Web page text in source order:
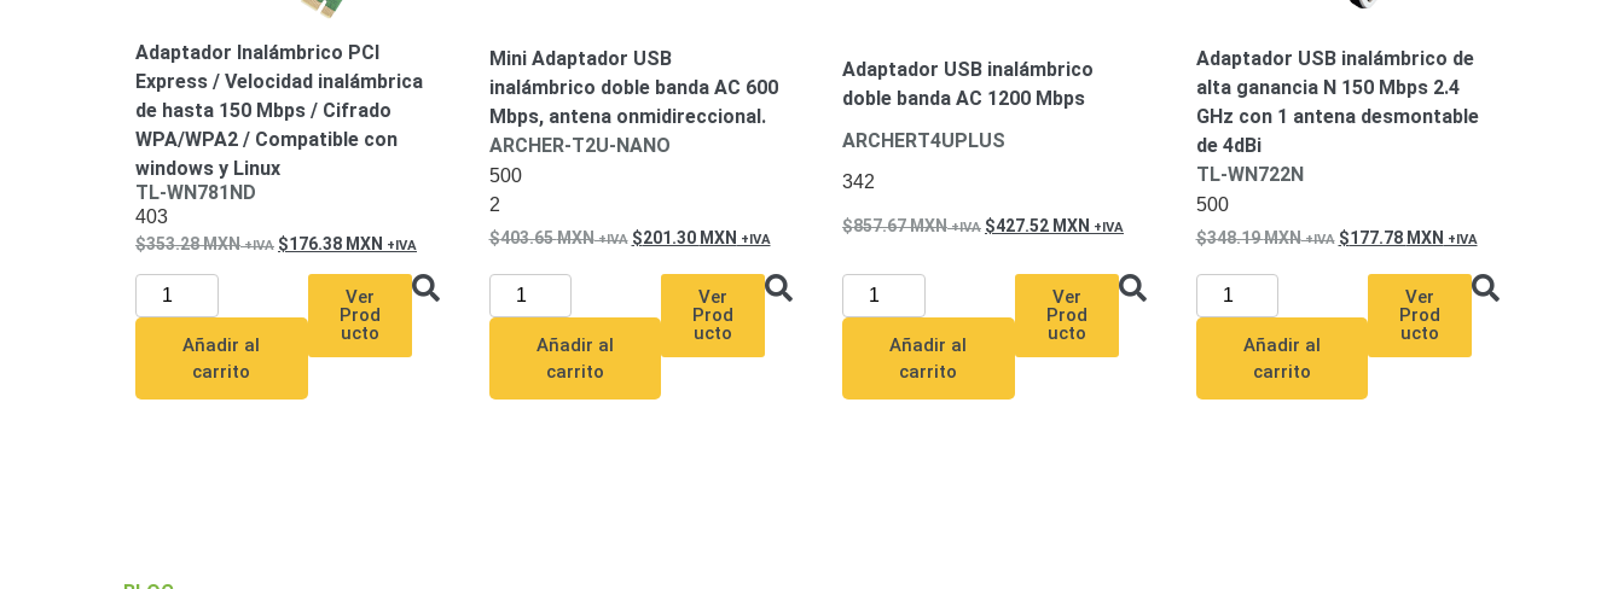
Adaptador Inalámbrico PCI
Express / Velocidad inalámbrica
de hasta 150 Mbps / Cifrado
WPA/WPA2 / Compatible con
windows y Linux
TL-WN781ND
403
353.28MXN 176.38 MXN
Añadir al
carrito
Ver
Prod
ucto
Mini Adaptador USB
inalámbrico doble banda AC 600
Mbps, antena onmidireccional.
ARCHER-T2U-NANO
500
2
403.65MXN 201.30 MXN
Añadir al
carrito
Ver
Prod
ucto
Adaptador USB inalámbrico
doble banda AC 1200 Mbps
ARCHERT4UPLUS
342
857.67MXN 427.52 MXN
Añadir al
carrito
Ver
Prod
ucto
Adaptador USB inalámbrico de
alta ganancia N 150 Mbps 2.4
GHz con 1 antena desmontable
de 4dBi
TL-WN722N
500
348.19MXN 177.78 MXN
Añadir al
carrito
Ver
Prod
ucto